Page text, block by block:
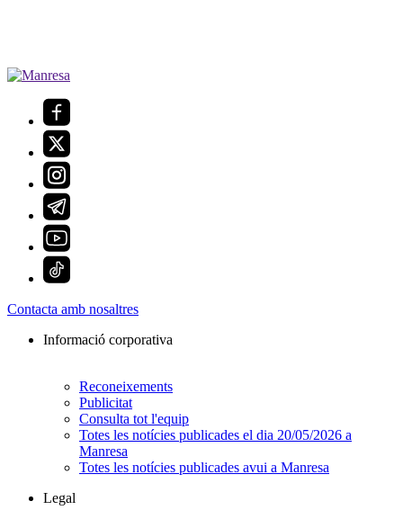
Contacta amb nosaltres
Informació corporativa
Reconeixements
Publicitat
Consulta tot l'equip
Totes les notícies publicades el dia 20/05/2026 a
Manresa
Totes les notícies publicades avui a Manresa
Legal